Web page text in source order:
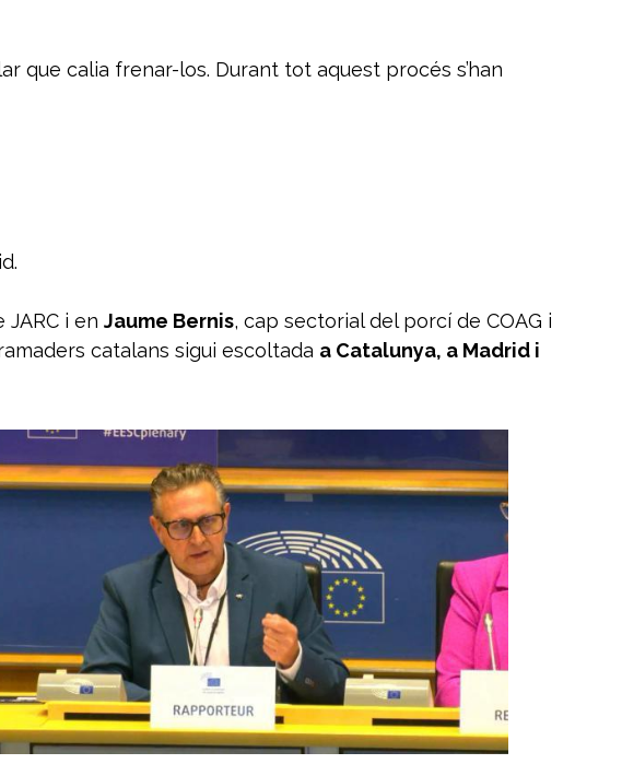
que calia frenar-los. Durant tot aquest procés s’han
i en Jaume Bernis, cap sectorial del porcí de COAG i
catalans sigui escoltada a Catalunya, a Madrid i